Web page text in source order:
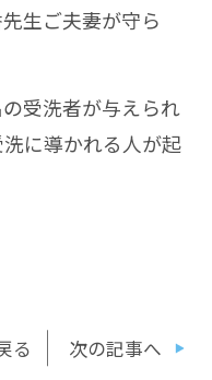
生ご夫妻が守ら
受洗者が与えられ
に導かれる人が起
る 次の記事へ